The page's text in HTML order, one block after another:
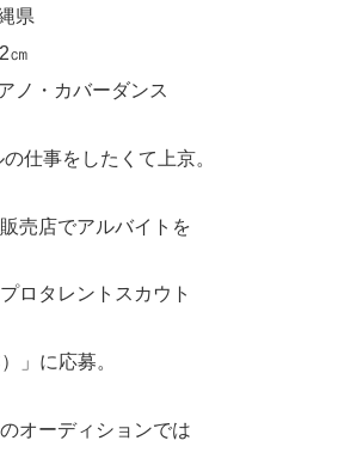
県
ノ・カバーダンス
仕事をしたくて上京。
売店でアルバイトを
ロタレントスカウト
」に応募。
オーディションでは